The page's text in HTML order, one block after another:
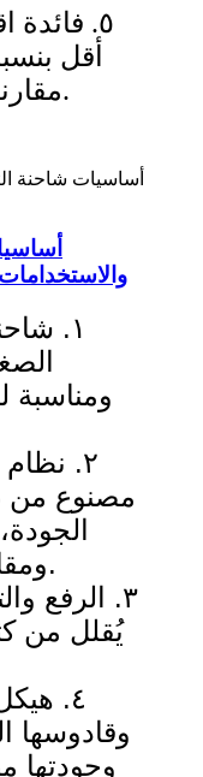
٥. فائدة
مقارنةً بالطريقة التقليدية.
والاستخدامات
ومناسبة
مصنوع من
ومقاومة قوية للصدمات.
يُقلل من
وقادوسها
وجودتها